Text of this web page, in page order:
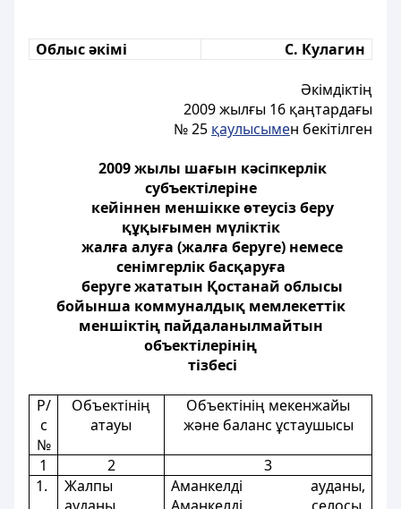
Облыс әкімі С. Кулагин
Әкімдіктің
2009 жылғы 16 қаңтардағы
№ 25 қаулысымен бекітілген
2009 жылы шағын кәсiпкерлiк
субъектiлерiне
кейiннен меншiкке өтеусіз беру
құқығымен мүліктік
жалға алуға (жалға беруге) немесе
сенiмгерлік басқаруға
беруге жататын Қостанай облысы
бойынша коммуналдық мемлекеттік
меншіктің пайдаланылмайтын
объектiлерінің
тізбесі
Р/
с
№
Объектінің
атауы
Объектінің мекенжайы
және баланс ұстаушысы
1 2
3
1.
Жалпы
Аманкелді ауданы,